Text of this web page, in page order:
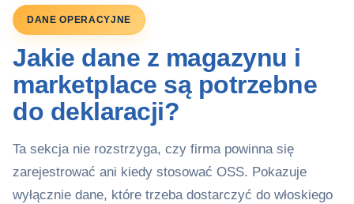
DANE OPERACYJNE
Jakie dane z magazynu i
marketplace są potrzebne
do deklaracji?
Ta sekcja nie rozstrzyga, czy firma powinna się
zarejestrować ani kiedy stosować OSS. Pokazuje
wyłącznie dane, które trzeba dostarczyć do włoskiego